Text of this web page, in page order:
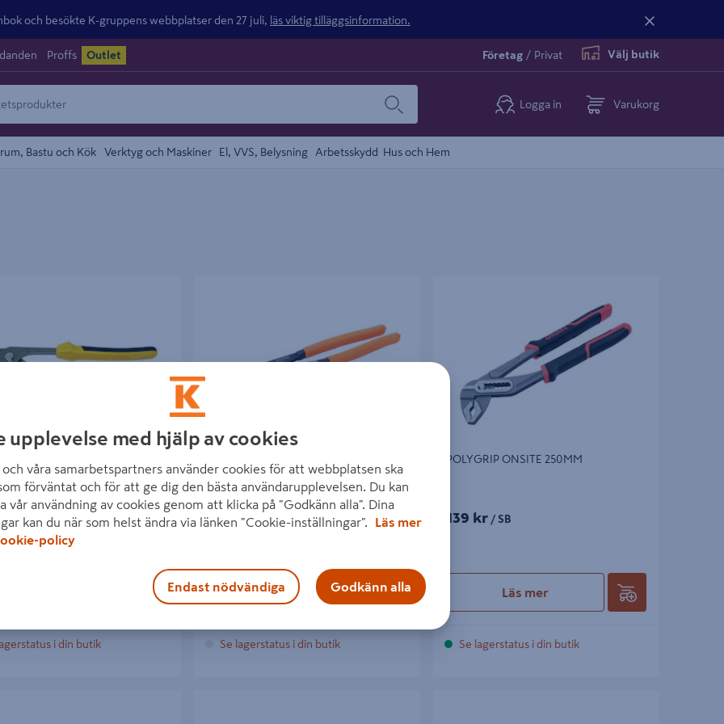
och besökte K-gruppens webbplatser den 27 juli, läs viktig tilläggsinformation.
Proffs Outlet Företag / Privat Välj butik
Logga in Varukorg
Bastu och Kök Verktyg och Maskiner El, VVS, Belysning Arbetsskydd Hus och Hem
/ ST
i din butik
HANDTAG, 300MM
529 kr/ ST
Läs mer
Se lagerstatus i din butik
POLYGRIP ONSITE 250MM
139 kr / SB
Läs mer
Se lagerstatus i din butik
upplevelse med hjälp av cookies
våra samarbetspartners använder cookies för att webbplatsen ska
förväntat och för att ge dig den bästa användarupplevelsen. Du kan
vår användning av cookies genom att klicka på "Godkänn alla". Dina
kan du när som helst ändra via länken "Cookie-inställningar".
Läs mer
policy
Endast nödvändiga Godkänn alla